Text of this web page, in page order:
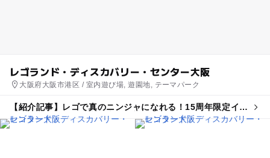
レゴランド・ディスカバリー・センター大阪
大阪府大阪市港区 / 室内遊び場, 遊園地, テーマパーク
【紹介記事】レゴで真のニンジャになれる！15周年限定イベ
ントがレゴランド東京・大阪で初開催